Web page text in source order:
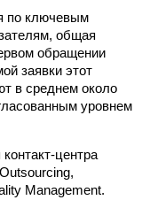
по ключевым
общая
обращении
заявки этот
в среднем около
уровнем
центра
Management.